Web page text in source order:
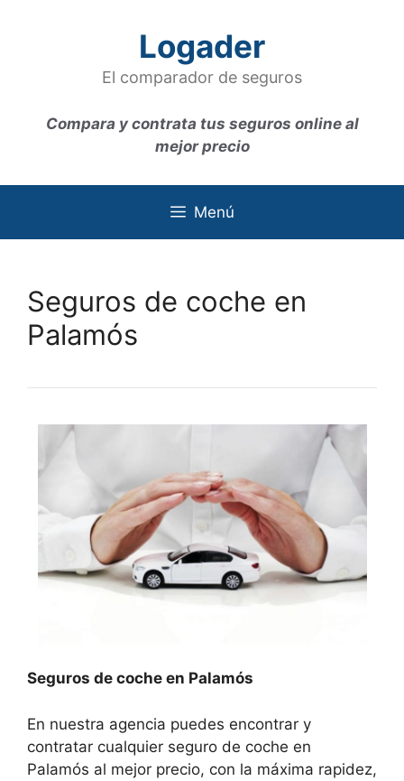
Logader
El comparador de seguros
Compara y contrata tus seguros online al
mejor precio
Menú
Seguros de coche en
Palamós
Seguros de coche en Palamós
En nuestra agencia puedes encontrar y
contratar cualquier seguro de coche en
Palamós al mejor precio, con la máxima rapidez,